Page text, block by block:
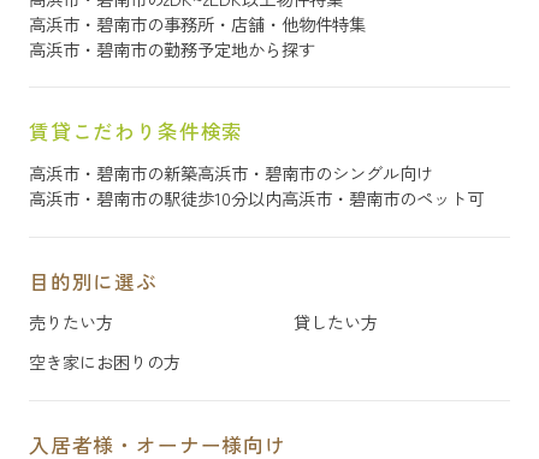
高浜市・碧南市の事務所・店舗・他物件特集
高浜市・碧南市の勤務予定地から探す
賃貸こだわり条件検索
高浜市・碧南市の新築高浜市・碧南市のシングル向け
高浜市・碧南市の駅徒歩10分以内高浜市・碧南市のペット可
目的別に選ぶ
売りたい方
貸したい方
空き家にお困りの方
入居者様・オーナー様向け